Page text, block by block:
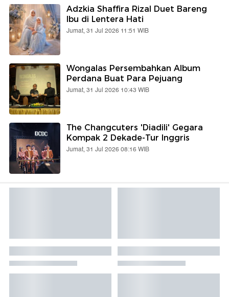
Adzkia Shaffira Rizal Duet Bareng
Ibu di Lentera Hati
Jumat, 31 Jul 2026 11:51 WIB
Wongalas Persembahkan Album
Perdana Buat Para Pejuang
Jumat, 31 Jul 2026 10:43 WIB
The Changcuters 'Diadili' Gegara
Kompak 2 Dekade-Tur Inggris
Jumat, 31 Jul 2026 08:16 WIB